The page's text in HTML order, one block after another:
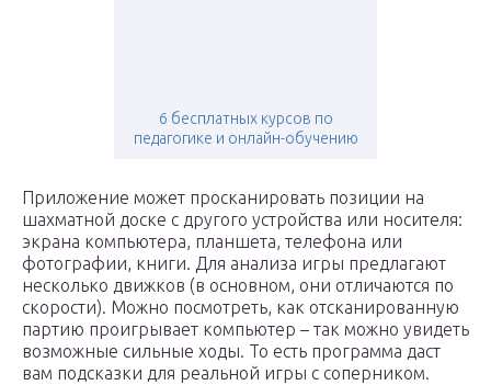
6 бесплатных курсов по
педагогике и онлайн-обучению
Приложение может просканировать позиции на
шахматной доске с другого устройства или носителя:
экрана компьютера, планшета, телефона или
фотографии, книги. Для анализа игры предлагают
несколько движков (в основном, они отличаются по
скорости). Можно посмотреть, как отсканированную
партию проигрывает компьютер – так можно увидеть
возможные сильные ходы. То есть программа даст
вам подсказки для реальной игры с соперником.